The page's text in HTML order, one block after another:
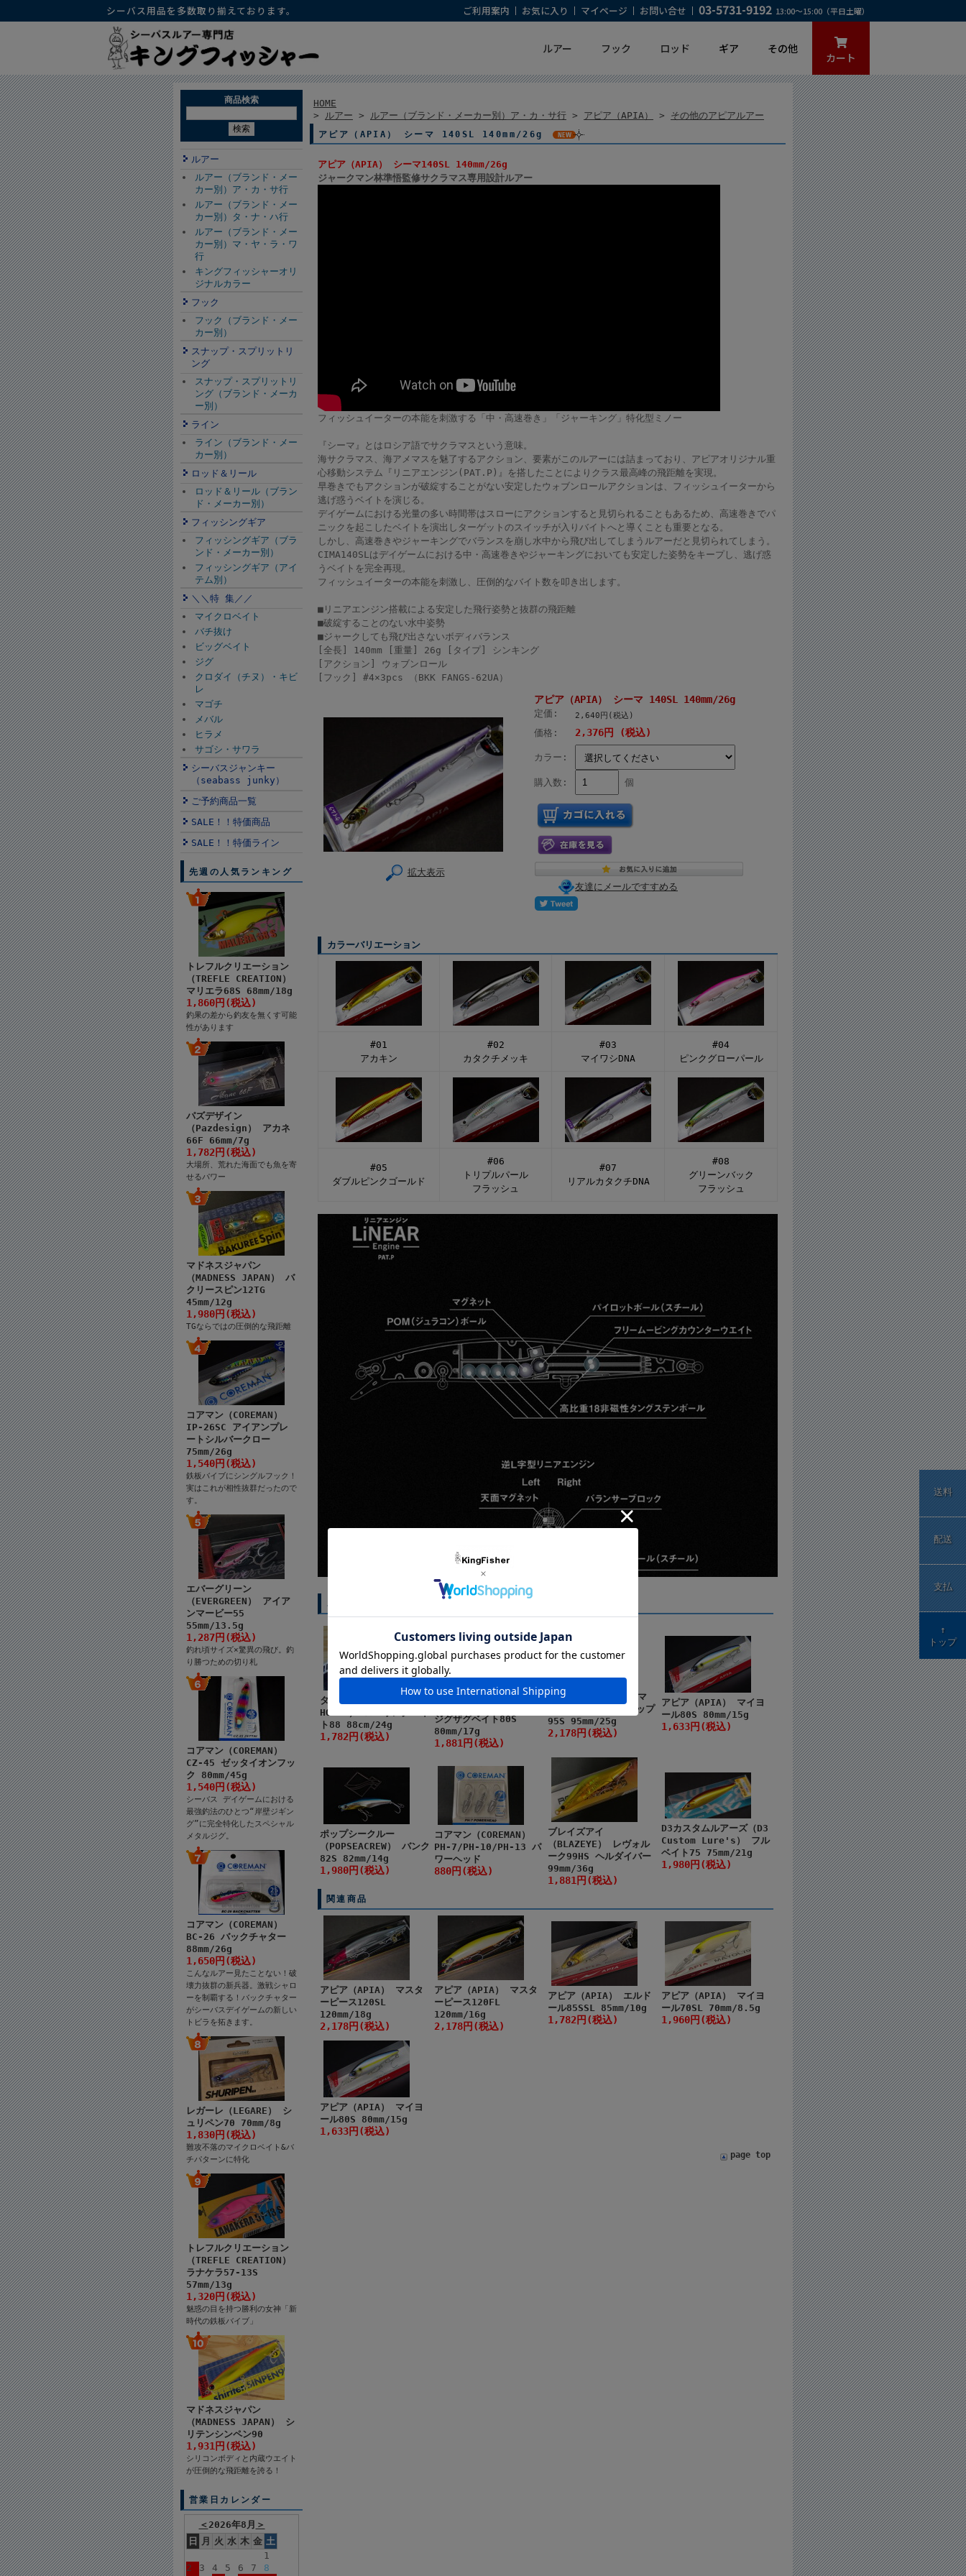
シーバス用品を多数取り揃えております。 ご利用案内 お気に入り マイページ お問い合せ 03-5731-9192 13:00～15:00（平日土曜）
ルアー フック ロッド ギア その他
カート
商品検索
ルアー
ルアー（ブランド・メー
カー別）ア・カ・サ行
ルアー（ブランド・メー
カー別）タ・ナ・ハ行
ルアー（ブランド・メー
カー別）マ・ヤ・ラ・ワ
行
キングフィッシャーオリ
ジナルカラー
フック
フック（ブランド・メー
カー別）
スナップ・スプリットリ
ング
スナップ・スプリットリ
ング（ブランド・メーカ
ー別）
ライン
ライン（ブランド・メー
カー別）
ロッド＆リール
ロッド＆リール（ブラン
ド・メーカー別）
フィッシングギア
フィッシングギア（ブラ
ンド・メーカー別）
フィッシングギア（アイ
テム別）
＼＼特 集／／
マイクロベイト
バチ抜け
ビッグベイト
ジグ
クロダイ（チヌ）・キビ
レ
マゴチ
メバル
ヒラメ
サゴシ・サワラ
シーバスジャンキー
（seabass junky）
ご予約商品一覧
SALE！！特価商品
SALE！！特価ライン
先週の人気ランキング
トレフルクリエーション
（TREFLE CREATION）
マリエラ68S 68mm/18g
1,860円(税込)
釣果の差から釣友を無くす可能
性があります
パズデザイン
（Pazdesign） アカネ
66F 66mm/7g
1,782円(税込)
大場所、荒れた海面でも魚を寄
せるパワー
マドネスジャパン
（MADNESS JAPAN） バ
クリースピン12TG
45mm/12g
1,980円(税込)
TGならではの圧倒的な飛距離
コアマン（COREMAN）
IP-26SC アイアンプレ
ートシルバークロー
75mm/26g
1,540円(税込)
鉄板バイブにシングルフック！
実はこれが相性抜群だったので
す。
エバーグリーン
（EVERGREEN） アイア
ンマービー55
55mm/13.5g
1,287円(税込)
釣れ頃サイズ×驚異の飛び。釣
り勝つための切り札
コアマン（COREMAN）
CZ-45 ゼッタイオンフッ
ク 80mm/45g
1,540円(税込)
シーバス デイゲームにおける
最強釣法のひとつ“岸壁ジギン
グ”に完全特化したスペシャル
メタルジグ。
コアマン（COREMAN）
BC-26 バックチャター
88mm/26g
1,650円(税込)
こんなルアー見たことない！破
壊力抜群の新兵器。激戦シャロ
ーを制覇する！バックチャター
がシーバスデイゲームの新しい
トビラを拓きます。
レガーレ（LEGARE） シ
ュリペン70 70mm/8g
1,830円(税込)
難攻不落のマイクロベイト&バ
チパターンに特化
トレフルクリエーション
（TREFLE CREATION）
ラナケラ57-13S
57mm/13g
1,320円(税込)
魅惑の目を持つ勝利の女神「新
時代の鉄板バイブ」
マドネスジャパン
（MADNESS JAPAN） シ
リテンシンペン90
1,931円(税込)
シリコンボディと内蔵ウエイト
が圧倒的な飛距離を誇る！
営業日カレンダー
＜ 2026年8月 ＞
日
月 火 水 木 金 土
1
2
3 4 5 6 7
8
HOME
> ルアー > ルアー（ブランド・メーカー別）ア・カ・サ行 > アピア（APIA） > その他のアピアルアー
アピア（APIA） シーマ 140SL 140mm/26g
アピア（APIA） シーマ140SL 140mm/26g
ジャークマン林準悟監修サクラマス専用設計ルアー
フィッシュイーターの本能を刺激する「中・高速巻き」「ジャーキング」特化型ミノー
『シーマ』とはロシア語でサクラマスという意味。
海サクラマス、海アメマスを魅了するアクション、要素がこのルアーには詰まっており、アピアオリジナル重
心移動システム『リニアエンジン(PAT.P)』を搭したことによりクラス最高峰の飛距離を実現。
早巻きでもアクションが破綻することがない安定したウォブンロールアクションは、フィッシュイーターから
逃げ惑うベイトを演じる。
デイゲームにおける光量の多い時間帯はスローにアクションすると見切られることもあるため、高速巻きでパ
ニックを起こしたベイトを演出しターゲットのスイッチが入りバイトへと導くことも重要となる。
しかし、高速巻きやジャーキングでバランスを崩し水中から飛び出してしまうルアーだと見切られてしまう。
CIMA140SLはデイゲームにおける中・高速巻きやジャーキングにおいても安定した姿勢をキープし、逃げ惑
うベイトを完全再現。
フィッシュイーターの本能を刺激し、圧倒的なバイト数を叩き出します。
■リニアエンジン搭載による安定した飛行姿勢と抜群の飛距離
■破綻することのない水中姿勢
■ジャークしても飛び出さないボディバランス
[全長] 140mm [重量] 26g [タイプ] シンキング
[アクション] ウォブンロール
[フック] #4×3pcs （BKK FANGS-62UA）
拡大表示
アピア（APIA） シーマ 140SL 140mm/26g
定価: 2,640円(税込)
価格: 2,376円 (税込)
カラー:
購入数: 個
友達にメールですすめる
カラーバリエーション
#01
アカキン
#02
カタクチメッキ
#03
マイワシDNA
#04
ピンクグローパール
#05
ダブルピンクゴールド
#06
トリプルパール
フラッシュ
#07
リアルカタクチDNA
#08
グリーンバック
フラッシュ
この商品を購入した人は他にこの商品も購入しています
タックルハウス（TACKLE
HOUSE） ローリングベイ
ト88 88cm/24g
1,782円(税込)
ポジドライブガレージ
（POZIDRIVEgarage）
ジグザグベイト80S
80mm/17g
1,881円(税込)
アムズデザイン/アイマ
（ima） ハニートラップ
95S 95mm/25g
2,178円(税込)
アピア（APIA） マイヨ
ール80S 80mm/15g
1,633円(税込)
ポップシークルー
（POPSEACREW） バンク
82S 82mm/14g
1,980円(税込)
コアマン（COREMAN）
PH-7/PH-10/PH-13 パ
ワーヘッド
880円(税込)
ブレイズアイ
（BLAZEYE） レヴォル
ーク99HS ヘルダイバー
99mm/36g
1,881円(税込)
D3カスタムルアーズ（D3
Custom Lure's） フル
ベイト75 75mm/21g
1,980円(税込)
関連商品
アピア（APIA） マスタ
ーピース120SL
120mm/18g
2,178円(税込)
アピア（APIA） マスタ
ーピース120FL
120mm/16g
2,178円(税込)
アピア（APIA） エルド
ール85SSL 85mm/10g
1,782円(税込)
アピア（APIA） マイヨ
ール70SL 70mm/8.5g
1,960円(税込)
アピア（APIA） マイヨ
ール80S 80mm/15g
1,633円(税込)
page top
送料
配送
支払
↑
トップ